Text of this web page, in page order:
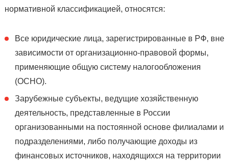
нормативной классификацией, относятся:
Все юридические лица, зарегистрированные в РФ, вне
зависимости от организационно-правовой формы,
применяющие общую систему налогообложения
(ОСНО).
Зарубежные субъекты, ведущие хозяйственную
деятельность, представленные в России
организованными на постоянной основе филиалами и
подразделениями, либо получающие доходы из
финансовых источников, находящихся на территории